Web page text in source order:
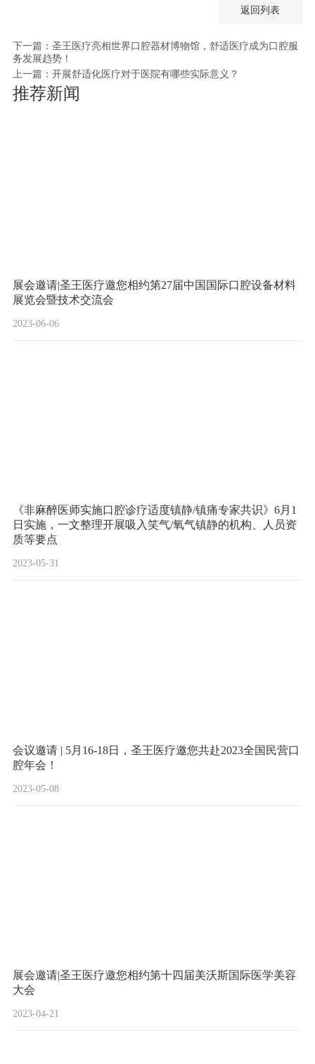
返回列表
下一篇：圣王医疗亮相世界口腔器材博物馆，舒适医疗成为口腔服
务发展趋势！
上一篇：开展舒适化医疗对于医院有哪些实际意义？
推荐新闻
展会邀请|圣王医疗邀您相约第27届中国国际口腔设备材料
展览会暨技术交流会
2023-06-06
《非麻醉医师实施口腔诊疗适度镇静/镇痛专家共识》6月1
日实施，一文整理开展吸入笑气/氧气镇静的机构、人员资
质等要点
2023-05-31
会议邀请 | 5月16-18日，圣王医疗邀您共赴2023全国民营口
腔年会！
2023-05-08
展会邀请|圣王医疗邀您相约第十四届美沃斯国际医学美容
大会
2023-04-21